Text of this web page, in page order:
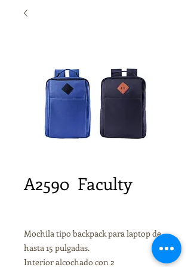
A2590 Faculty
Mochila tipo backpack para laptop de
hasta 15 pulgadas.
Interior alcochado con 2